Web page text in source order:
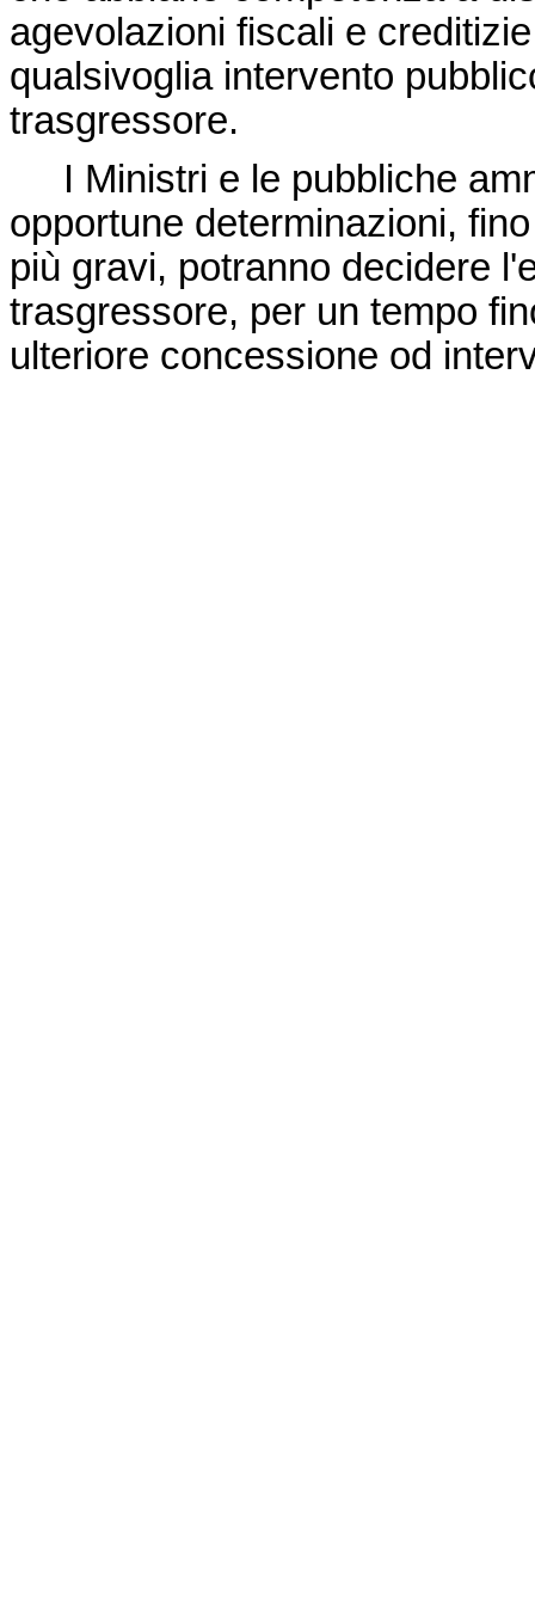
agevolazioni fiscali e
qualsivoglia intervento
trasgressore.
I Ministri e le pubbliche
opportune determinazioni,
più gravi, potranno decidere
trasgressore, per un tempo
ulteriore concessione od